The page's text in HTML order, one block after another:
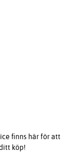
finns här för att
köp!